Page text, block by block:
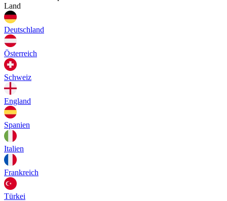
Land
Deutschland
Österreich
Schweiz
England
Spanien
Italien
Frankreich
Türkei